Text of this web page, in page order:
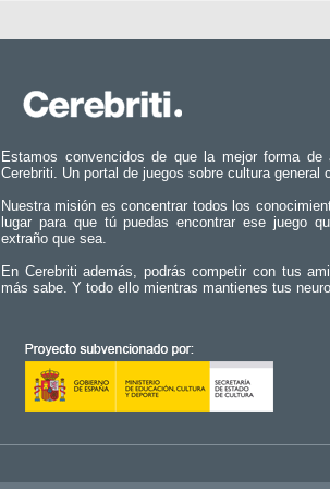
Estamos convencidos de que la mejor forma
Cerebriti. Un portal de juegos sobre cultura general
Nuestra misión es concentrar todos los
lugar para que tú puedas encontrar ese juego
extraño que sea.
En Cerebriti además, podrás competir con tus
más sabe. Y todo ello mientras mantienes tus